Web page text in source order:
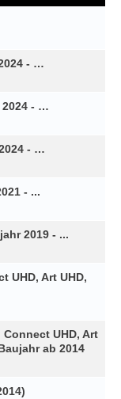
- …
2024 - …
- …
- ...
2019 - ...
UHD, Art UHD,
UHD, Art
ab 2014